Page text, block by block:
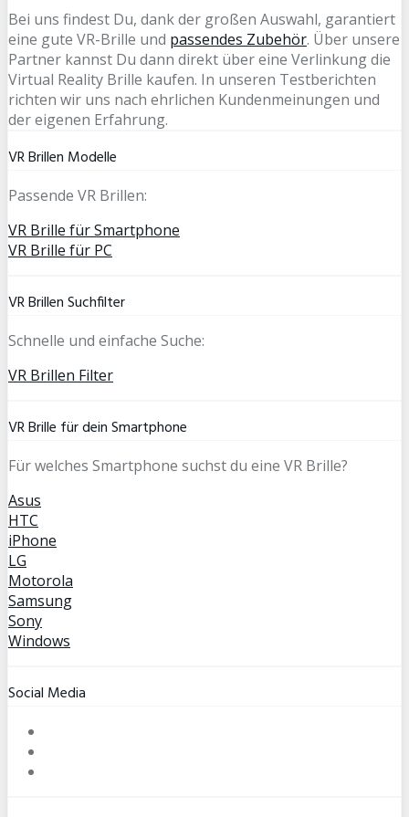
Bei uns findest Du, dank der großen Auswahl, garantiert
eine gute VR-Brille und passendes Zubehör. Über unsere
Partner kannst Du dann direkt über eine Verlinkung die
Virtual Reality Brille kaufen. In unseren Testberichten
richten wir uns nach ehrlichen Kundenmeinungen und
der eigenen Erfahrung.
VR Brillen Modelle
Passende VR Brillen:
VR Brille für Smartphone
VR Brille für PC
VR Brillen Suchfilter
Schnelle und einfache Suche:
VR Brillen Filter
VR Brille für dein Smartphone
Für welches Smartphone suchst du eine VR Brille?
Asus
HTC
iPhone
LG
Motorola
Samsung
Sony
Windows
Social Media